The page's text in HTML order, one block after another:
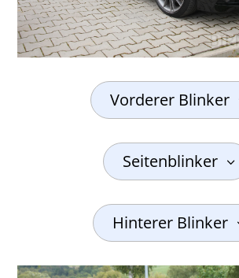
Vorderer Blinker
Seitenblinker
Hinterer Blinker